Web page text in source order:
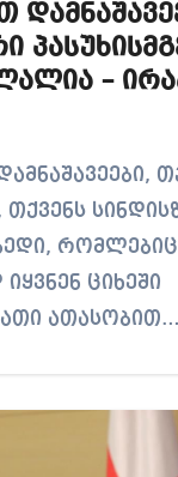
–
რომლებიც
ციხეში
ათასობით…